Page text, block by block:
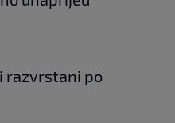
razvrstani po